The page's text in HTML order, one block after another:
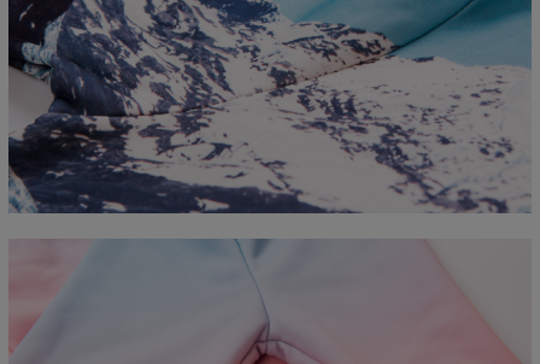
Measured flat
CM
XS S M L XL 2XL 3XL
4XL
A - Length
67 68 69 70 71 73 75
78
B - Chest width
50 56 58 60 63
66
C - Sleeve length
63 64 66 67 68 69